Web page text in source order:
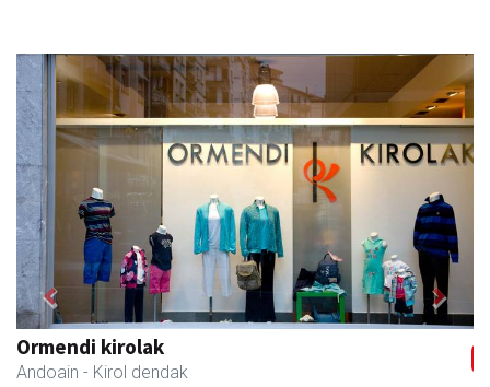
Ormendi kirolak
Andoain - Kirol dendak
Previous Next